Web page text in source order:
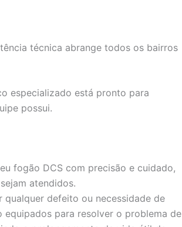
técnica abrange todos os bairros
especializado está pronto para
possui.
fogão DCS com precisão e cuidado,
atendidos.
qualquer defeito ou necessidade de
para resolver o problema de